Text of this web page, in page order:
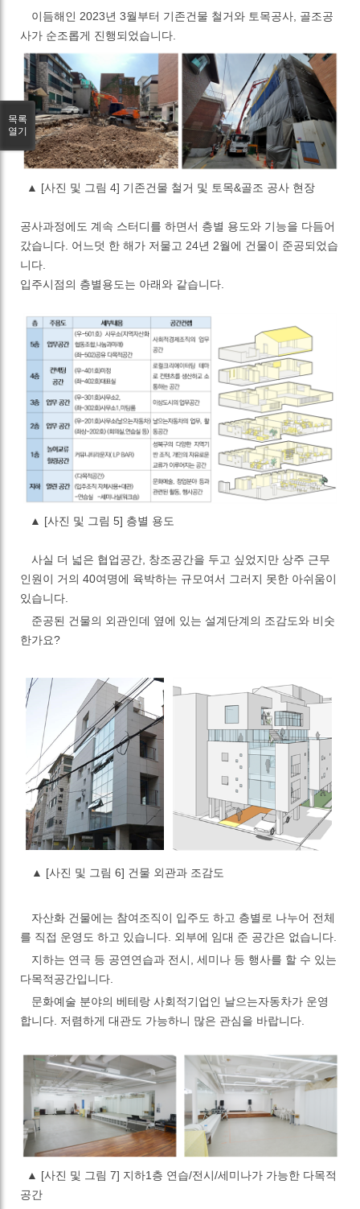
이듬해인 2023년 3월부터 기존건물 철거와 토목공사, 골조공
사가 순조롭게 진행되었습니다
▲ [사진 및 그림 4] 기존건물 철거 및 토목&골조 공사 현장
공사과정에도 계속 스터디를 하면서 층별 용도와 기능을 다듬어
갔습니다 어느덧 한 해가 저물고 24년 2월에 건물이 준공되었습
니다
입주시점의 층별용도는 아래와 같습니다
▲ [사진 및 그림 5] 층별 용도
사실 더 넓은 협업공간, 창조공간을 두고 싶었지만 상주 근무
인원이 거의40여명에 육박하는 규모여서 그러지 못한 아쉬움이
있습니다
준공된 건물의 외관인데 옆에 있는 설계단계의 조감도와 비숫
한가요?
▲ [사진 및 그림 6] 건물 외관과 조감도
자산화 건물에는 참여조직이 입주도 하고 층별로 나누어 전체
를 직접 운영도 하고 있습니다 외부에 임대 준 공간은 없습니다
지하는 연극 등 공연연습과 전시
세미나 등 행사를 할 수 있는
다목적공간입니다
문화예술 분야의 베테랑 사회적기업인 날으는자동차가 운영
합니다 저렴하게 대관도 가능하니 많은 관심을 바랍니다
▲ [사진 및 그림 7] 지하1층 연습/전시/세미나가 가능한 다목적
공간
목록
열기